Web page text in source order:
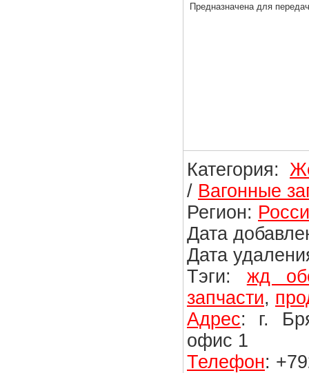
Предназначена для
Категория:
/ Вагонные
Регион:
Дата
Дата
Тэги: жд
запчасти,
Адрес: г.
офис 1
Телефон: